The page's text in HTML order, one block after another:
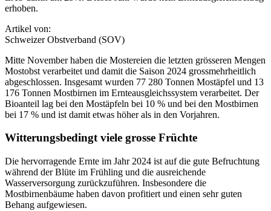
erhoben.
Artikel von:
Schweizer Obstverband (SOV)
Mitte November haben die Mostereien die letzten grösseren Mengen
Mostobst verarbeitet und damit die Saison 2024 grossmehrheitlich
abgeschlossen. Insgesamt wurden 77 280 Tonnen Mostäpfel und 13
176 Tonnen Mostbirnen im Ernteausgleichssystem verarbeitet. Der
Bioanteil lag bei den Mostäpfeln bei 10 % und bei den Mostbirnen
bei 17 % und ist damit etwas höher als in den Vorjahren.
Witterungsbedingt viele grosse Früchte
Die hervorragende Ernte im Jahr 2024 ist auf die gute Befruchtung
während der Blüte im Frühling und die ausreichende
Wasserversorgung zurückzuführen. Insbesondere die
Mostbirnenbäume haben davon profitiert und einen sehr guten
Behang aufgewiesen.